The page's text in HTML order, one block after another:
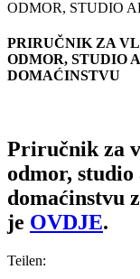
PRIRUČNIK ZA
ODMOR, STUDIO
DOMAĆINSTVU
Priručnik za
odmor,
domaćinstvu
je OVDJE.
Teilen: